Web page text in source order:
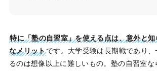
特に「塾の自習室」を使える点は、意外と
なメリットです。大学受験は長期戦であり
るのは想像以上に難しいもの。塾の自習室な